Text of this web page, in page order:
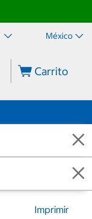
México
Carrito
Imprimir